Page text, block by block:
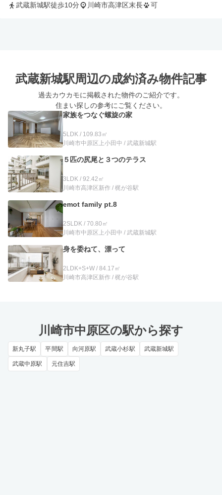
武蔵新城駅徒歩10分
川崎市高津区末長 可
武蔵新城駅周辺の成約済み物件記事
過去カウカモに掲載された物件のご紹介です。
住まい探しの参考にご覧ください。
家族をつなぐ螺旋の家
5LDK / 109.83㎡
川崎市中原区上小田中 / 武蔵新城駅
５匹の尻尾と３つのテラス
3LDK / 92.42㎡
川崎市高津区新作 / 梶が谷駅
emot family pt.8
2SLDK / 70.80㎡
川崎市中原区上小田中 / 武蔵新城駅
身を委ねて、漂って
2LDK+S+W / 84.17㎡
川崎市高津区新作 / 梶が谷駅
川崎市中原区の駅から探す
新丸子駅 平間駅 向河原駅 武蔵小杉駅 武蔵新城駅
武蔵中原駅 元住吉駅